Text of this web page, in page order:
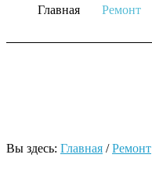
Главная Ремонт
Вы здесь: Главная /Ремонт